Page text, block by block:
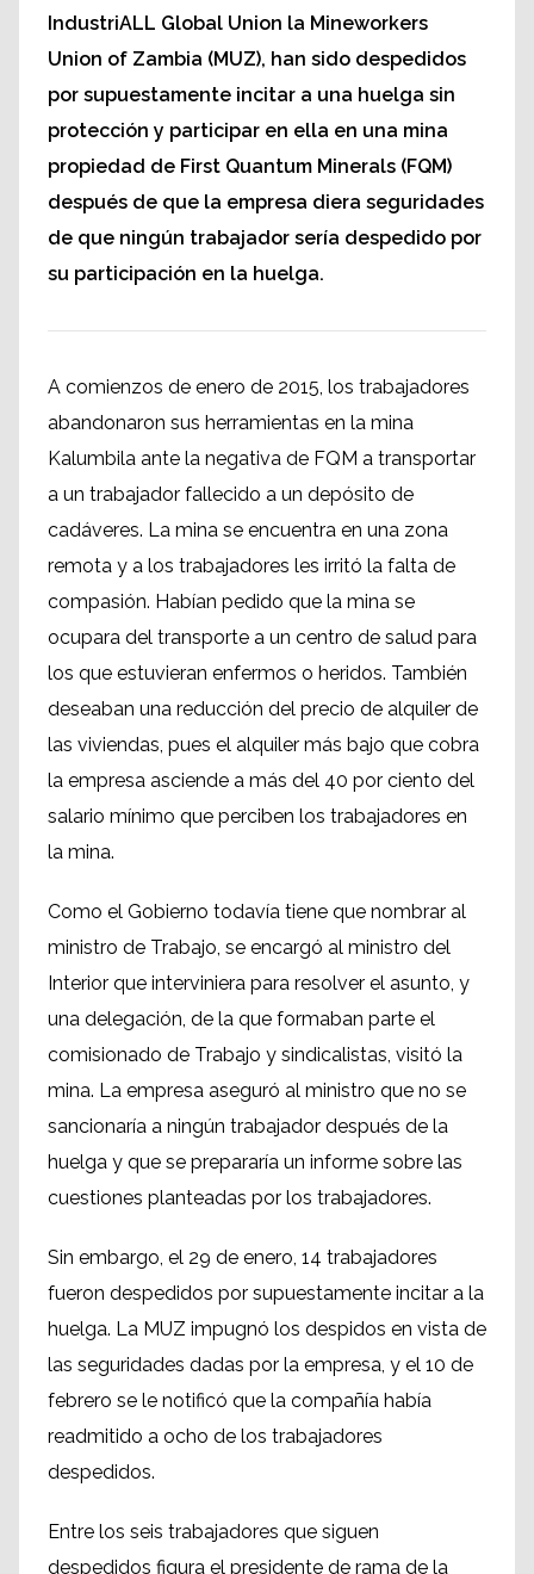
IndustriALL Global Union la Mineworkers
Union of Zambia (MUZ), han sido despedidos
por supuestamente incitar a una huelga sin
protección y participar en ella en una mina
propiedad de First Quantum Minerals (FQM)
después de que la empresa diera seguridades
de que ningún trabajador sería despedido por
su participación en la huelga.
A comienzos de enero de 2015, los trabajadores
abandonaron sus herramientas en la mina
Kalumbila ante la negativa de FQM a transportar
a un trabajador fallecido a un depósito de
cadáveres. La mina se encuentra en una zona
remota y a los trabajadores les irritó la falta de
compasión. Habían pedido que la mina se
ocupara del transporte a un centro de salud para
los que estuvieran enfermos o heridos. También
deseaban una reducción del precio de alquiler de
las viviendas, pues el alquiler más bajo que cobra
la empresa asciende a más del 40 por ciento del
salario mínimo que perciben los trabajadores en
la mina.
Como el Gobierno todavía tiene que nombrar al
ministro de Trabajo, se encargó al ministro del
Interior que interviniera para resolver el asunto, y
una delegación, de la que formaban parte el
comisionado de Trabajo y sindicalistas, visitó la
mina. La empresa aseguró al ministro que no se
sancionaría a ningún trabajador después de la
huelga y que se prepararía un informe sobre las
cuestiones planteadas por los trabajadores.
Sin embargo, el 29 de enero, 14 trabajadores
fueron despedidos por supuestamente incitar a la
huelga. La MUZ impugnó los despidos en vista de
las seguridades dadas por la empresa, y el 10 de
febrero se le notificó que la compañía había
readmitido a ocho de los trabajadores
despedidos.
Entre los seis trabajadores que siguen
despedidos figura el presidente de rama de la